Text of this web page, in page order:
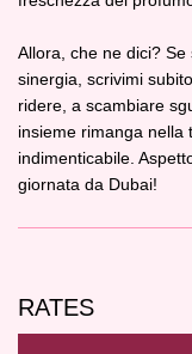
Allora, che ne dici?
sinergia, scrivimi
ridere, a scambiare
insieme rimanga nella
indimenticabile.
giornata da Dubai!
RATES